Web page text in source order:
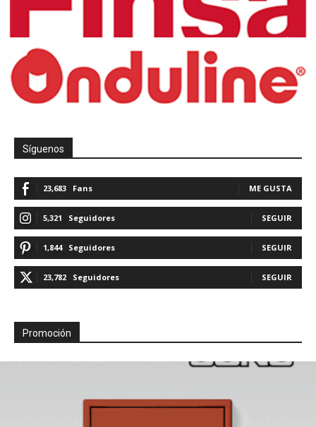
Síguenos
23,683 Fans ME GUSTA
5,321 Seguidores SEGUIR
1,844 Seguidores SEGUIR
23,782 Seguidores SEGUIR
Promoción